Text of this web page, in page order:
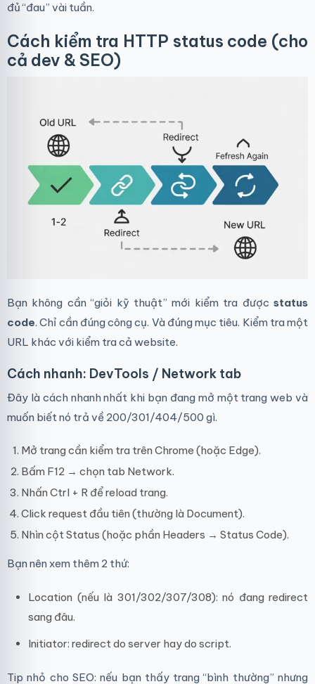
đủ “đau” vài tuần.
Cách kiểm tra HTTP status code (cho
cả dev & SEO)
Bạn không cần “giỏi kỹ thuật” mới kiểm tra được status
code. Chỉ cần đúng công cụ. Và đúng mục tiêu. Kiểm tra một
URL khác với kiểm tra cả website.
Cách nhanh: DevTools / Network tab
Đây là cách nhanh nhất khi bạn đang mở một trang web và
muốn biết nó trả về 200/301/404/500 gì.
Mở trang cần kiểm tra trên Chrome (hoặc Edge).
Bấm F12 → chọn tab Network.
Nhấn Ctrl + R để reload trang.
Click request đầu tiên (thường là Document).
Nhìn cột Status (hoặc phần Headers → Status Code).
Bạn nên xem thêm 2 thứ:
Location (nếu là 301/302/307/308): nó đang redirect
sang đâu.
Initiator: redirect do server hay do script.
Tip nhỏ cho SEO: nếu bạn thấy trang “bình thường” nhưng